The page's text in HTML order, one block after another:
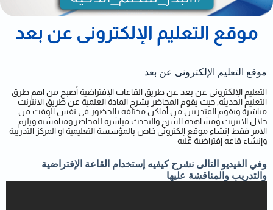
موقع التعليم الإلكترونى عن بعد
موقع التعليم الإلكترونى عن بعد
التعليم الإلكترونى عن بعد عن طريق القاعات الإفتراضية أصبح من اهم طرق
التعليم الحديثه, حيث يقوم المحاضر بشرح المادة العلمية عن طريق الانترنت
مباشرة ويقوم المتدربين من أماكن مختلفه بالحضور فى نفس الوقت من
خلال الانترنت ومشاهدة الشرح والتحدث مباشرة للمحاضر ومناقشته ويلزم
الامر فقط إنشاء موقع إلكترونى خاص بالمؤسسة التعليمية او المركز التدريبة
وإنشاء قاعه إفتراضية عليه
وفي الفيديو التالى نشرح كيفيه إستخدام القاعة الإفتراضية
والتدريب والمناقشة عليها